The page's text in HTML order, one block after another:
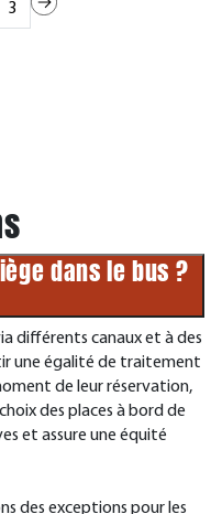
3
dans le bus ?
différents canaux et à des
une égalité de traitement
de leur réservation,
des places à bord de
et assure une équité
des exceptions pour les